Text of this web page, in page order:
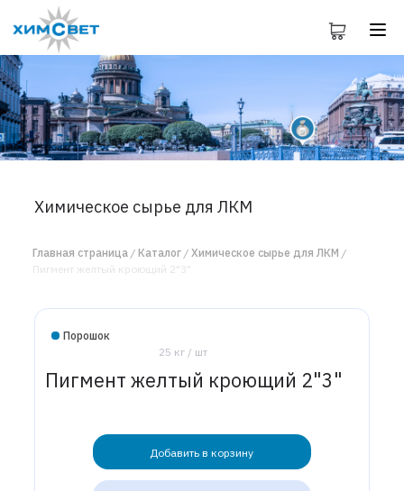
Химическое сырье для ЛКМ
Главная страница Каталог
Химическое сырье для ЛКМ
Пигмент желтый кроющий 2"3"
Порошок
25 кг / шт
Пигмент желтый кроющий 2"3"
Добавить в корзину